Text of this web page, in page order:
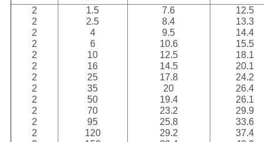
2
2
2
2
2
2
2
2
2
2
2
2
1.5
2.5
4
6
10
16
25
35
50
70
95
120
7.6
8.4
9.5
10.6
12.5
14.5
17.8
20
19.4
23.2
25.8
29.2
12.5
13.3
14.4
15.5
18.1
20.1
24.2
26.4
26.1
29.9
33.6
37.4